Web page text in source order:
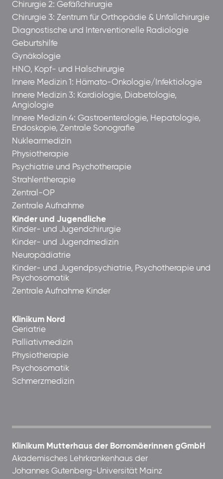
Chirurgie 2: Gefäßchirurgie
Chirurgie 3: Zentrum für Orthopädie & Unfallchirurgie
Diagnostische und Interventionelle Radiologie
Geburtshilfe
Gynäkologie
HNO, Kopf- und Halschirurgie
Innere Medizin 1: Hämato-Onkologie/Infektiologie
Innere Medizin 3: Kardiologie, Diabetologie,
Angiologie
Innere Medizin 4: Gastroenterologie, Hepatologie,
Endoskopie, Zentrale Sonografie
Nuklearmedizin
Physiotherapie
Psychiatrie und Psychotherapie
Strahlentherapie
Zentral-OP
Zentrale Aufnahme
Kinder und Jugendliche
Kinder- und Jugendchirurgie
Kinder- und Jugendmedizin
Neuropädiatrie
Kinder- und Jugendpsychiatrie, Psychotherapie und
Psychosomatik
Zentrale Aufnahme Kinder
Klinikum Nord
Geriatrie
Palliativmedizin
Physiotherapie
Psychosomatik
Schmerzmedizin
Klinikum Mutterhaus der Borromäerinnen gGmbH
Akademisches Lehrkrankenhaus der
Johannes Gutenberg-Universität Mainz